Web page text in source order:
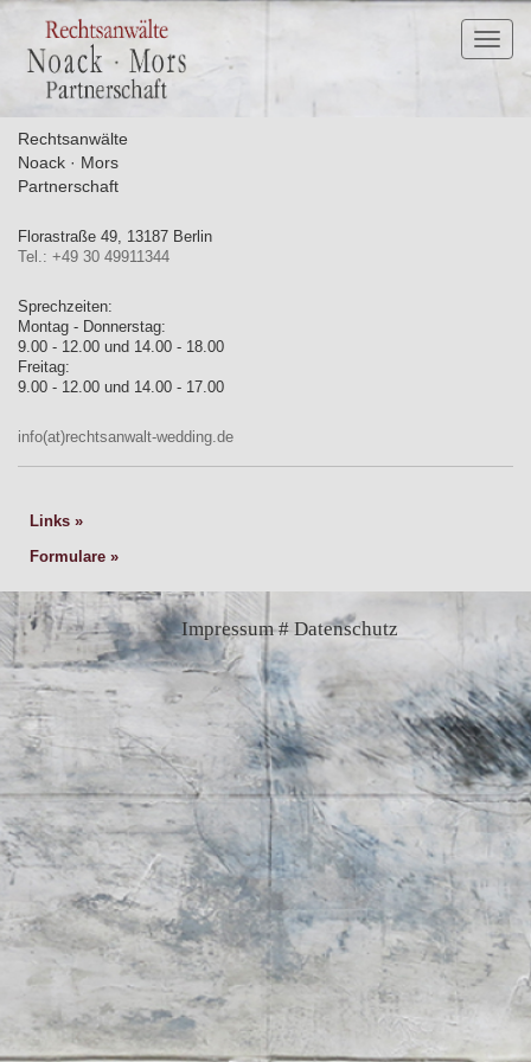
Toggle
Rechtsanwälte
Noack · Mors
Partnerschaft
Florastraße 49, 13187 Berlin
Tel.: +49 30 49911344
Sprechzeiten:
Montag - Donnerstag:
9.00 - 12.00 und 14.00 - 18.00
Freitag:
9.00 - 12.00 und 14.00 - 17.00
info(at)rechtsanwalt-wedding.de
Links
Formulare
Impressum # Datenschutz